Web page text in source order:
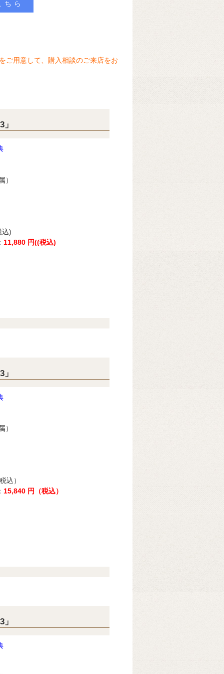
ちら
ご用意して、購入相談のご来店をお
）
込)
11,880 円((税込)
）
込）
15,840 円（税込）